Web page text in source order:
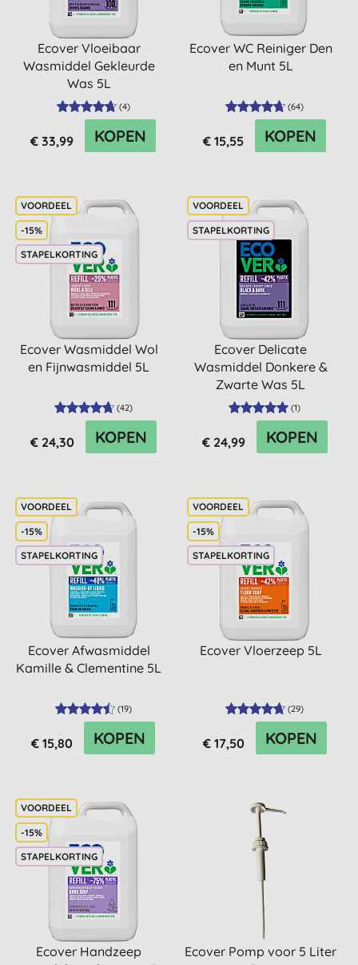
Ecover Vloeibaar
Wasmiddel Gekleurde
Was 5L
(4)
€ 33,99 KOPEN
Ecover WC Reiniger Den
en Munt 5L
(64)
€ 15,55 KOPEN
-15%
STAPELKORTING
Ecover Wasmiddel Wol
en Fijnwasmiddel 5L
(42)
€ 24,30 KOPEN
STAPELKORTING
Ecover Delicate
Wasmiddel Donkere &
Zwarte Was 5L
(1)
€ 24,99 KOPEN
-15%
STAPELKORTING
Ecover Afwasmiddel
Kamille & Clementine 5L
(19)
€ 15,80 KOPEN
-15%
STAPELKORTING
Ecover Vloerzeep 5L
(29)
€ 17,50 KOPEN
-15%
STAPELKORTING
Ecover Handzeep
Ecover Pomp voor 5 Liter